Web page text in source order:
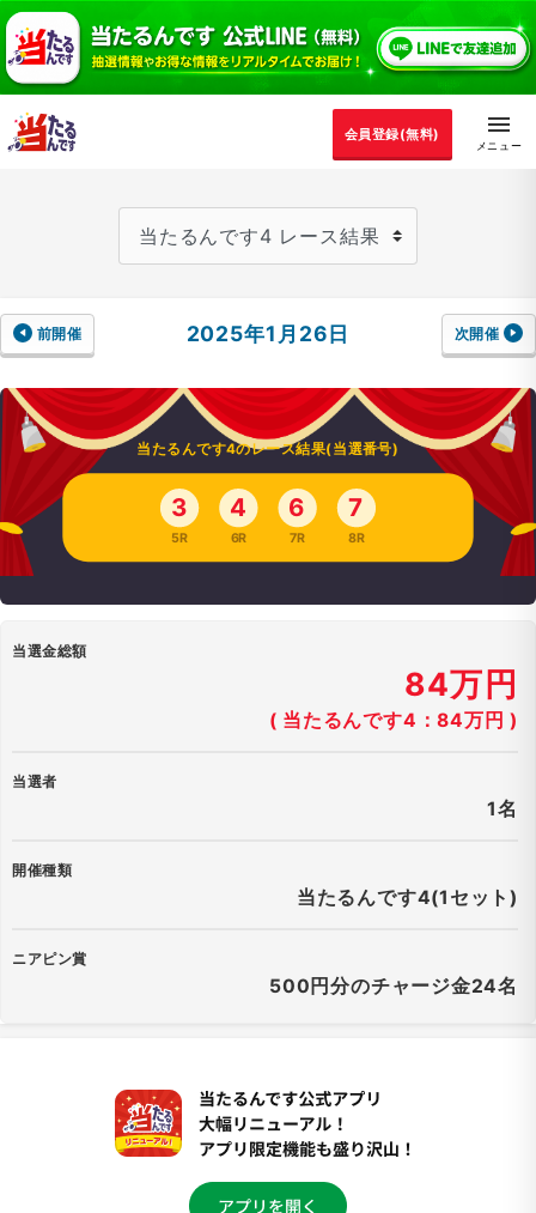
会員登録(無料)
前開催 2025年1月26日 次開催
当たるんです4のレース結果(当選番号)
3
5R
4
6R
6
7R
7
8R
当選金総額
84万円
( 当たるんです4：84万円 )
当選者
1名
開催種類
当たるんです4(1セット)
ニアピン賞
500円分のチャージ金24名